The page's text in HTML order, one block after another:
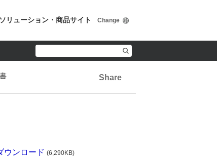
リューション・商品サイト Change
Share
ウンロード (6,290KB)